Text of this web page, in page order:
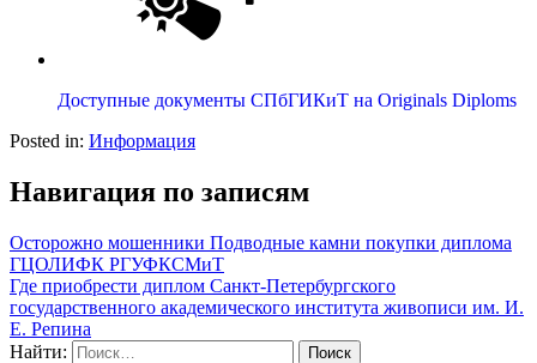
Доступные документы СПбГИ­КиТ на Originals Diploms
Posted in: Информация
Навигация по записям
Осторожно мошенники Подводные камни покупки диплома
ГЦОЛИФК РГУФКСМиТ
Где приобрести диплом Санкт-Петербургского
государственного академического института живописи им. И.
Е. Репина
Найти: